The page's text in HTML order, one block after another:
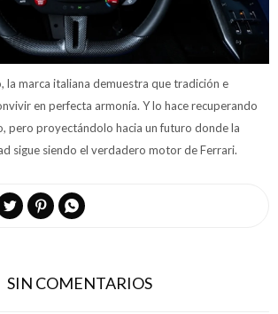
la marca italiana demuestra que tradición e
en perfecta armonía. Y lo hace recuperando
pero proyectándolo hacia un futuro donde la
sigue siendo el verdadero motor de Ferrari.
  
SIN COMENTARIOS